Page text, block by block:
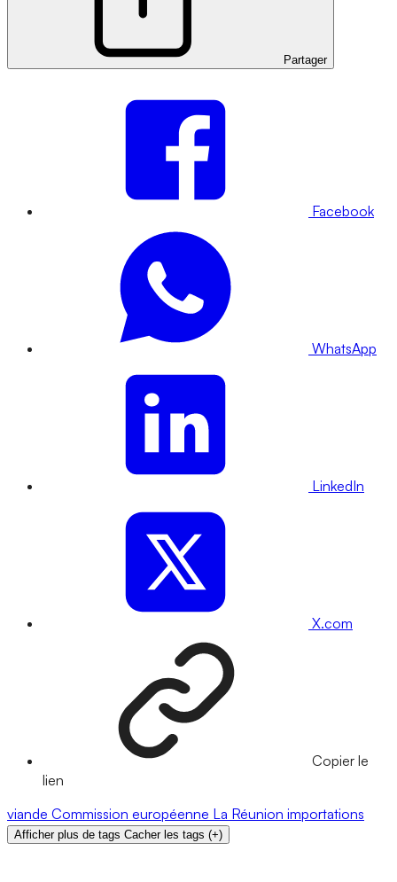
Partager
Facebook
WhatsApp
LinkedIn
X.com
Copier le
lien
viande Commission européenne La Réunion importations
Afficher plus de tags Cacher les tags (+)